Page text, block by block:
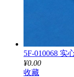
5F-010068 实
¥0.00
收藏